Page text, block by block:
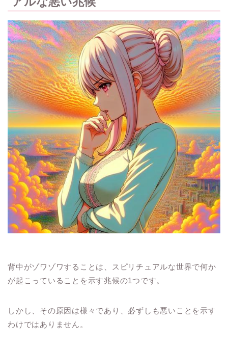
背中がゾワゾワすることは、スピリチュアルな世界で何か
が起こっていることを示す兆候の1つです。
しかし、その原因は様々であり、必ずしも悪いことを示す
わけではありません。